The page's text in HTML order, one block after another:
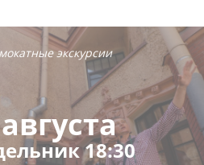
экскурсии
18:30